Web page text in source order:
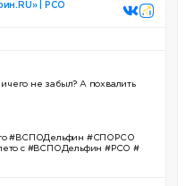
| РСО
не забыл? А похвалить
#ВСПОДельфин #СПОРСО
с #ВСПОДельфин #РСО #